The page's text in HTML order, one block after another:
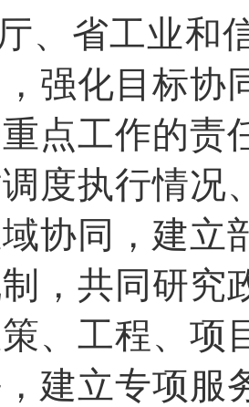
、省工业和
强化目标协
点工作的责
度执行情况
协同，建立
，共同研究
、工程、项
建立专项服